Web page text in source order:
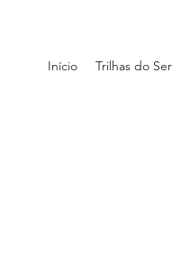
Início Trilhas do Ser